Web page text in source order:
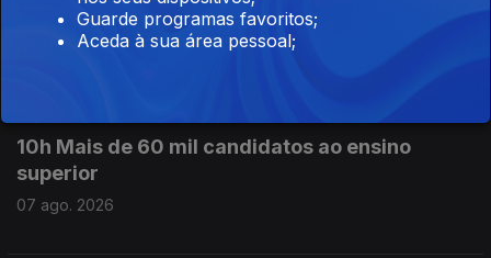
quase 22% face ao ano passado
10h Mais de 60 mil candidatos ao ensino
superior
07 ago. 2026
Guarde programas favoritos;
Aceda à sua área pessoal;